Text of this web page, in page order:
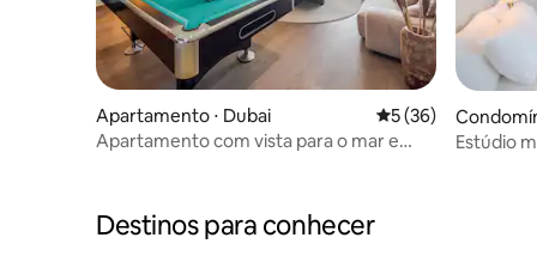
Apartamento ⋅ Dubai 5 de uma avaliação
5 (36)
Apartamento com vista para o mar e
Estúdio
Destinos para conhecer